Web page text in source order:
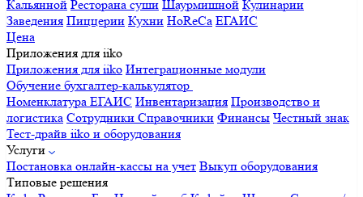
Кальянной Ресторана суши Шаурмишной Кулинарии
Заведения Пиццерии Кухни HoReCa ЕГАИС
Цена
Приложения для iiko
Приложения для iiko Интеграционные модули
Обучение бухгалтер-калькулятор
Номенклатура ЕГАИС Инвентаризация Производство и
логистика Сотрудники Справочники Финансы Честный знак
Тест-драйв iiko и оборудования
Услуги
Постановка онлайн-кассы на учет Выкуп оборудования
Типовые решения